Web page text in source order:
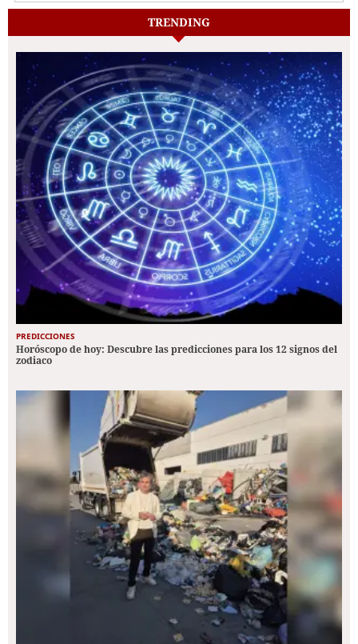
TRENDING
PREDICCIONES
Horóscopo de hoy: Descubre las predicciones para los 12 signos del
zodiaco